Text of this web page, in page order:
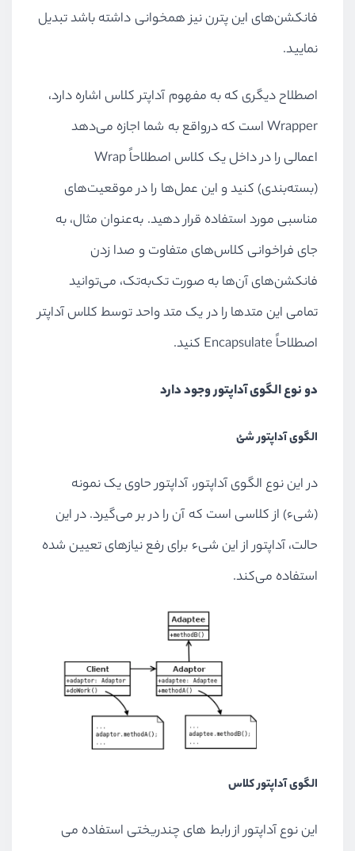
فانکشن‌های این پترن نیز همخوانی داشته باشد تبدیل
نمایید.
اصطلاح دیگری که به مفهوم آداپتر کلاس اشاره دارد،
Wrapper است که درواقع به شما اجازه می‌دهد
اعمالی را در داخل یک کلاس اصطلاحاً Wrap‌
(بسته‌بندی) کنید و این عمل‌ها را در موقعیت‌های
مناسبی مورد استفاده قرار دهید. به‌عنوان مثال، به
جای فراخوانی کلاس‌های متفاوت و صدا زدن
فانکشن‌های آن‌ها به صورت تک‌به‌تک، می‌توانید
تمامی این متدها را در یک متد واحد توسط کلاس آداپتر
اصطلاحاً Encapsulate کنید.
دو نوع الگوی آداپتور وجود دارد
الگوی آداپتور شئ
در این نوع الگوی آداپتور، آداپتور حاوی یک نمونه
(شیء) از کلاسی است که آن را در بر می‌گیرد. در این
حالت، آداپتور از این شیء برای رفع نیازهای تعیین شده
استفاده می‌کند.
الگوی آداپتور کلاس
این نوع آداپتور از رابط های چندریختی استفاده می